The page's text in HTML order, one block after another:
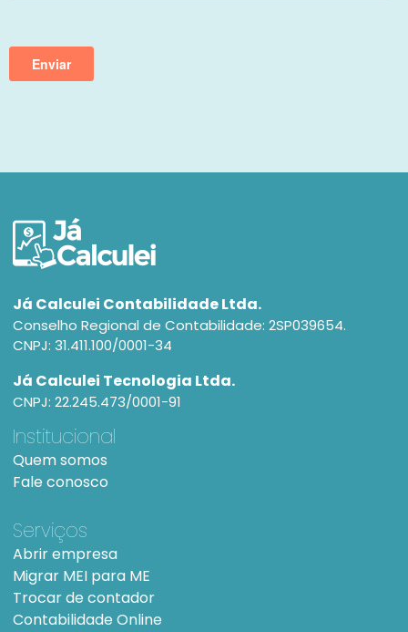
Já Calculei Contabilidade Ltda.
Conselho Regional de Contabilidade: 2SP039654.
CNPJ: 31.411.100/0001-34
Já Calculei Tecnologia Ltda.
CNPJ: 22.245.473/0001-91
Institucional
Quem somos
Fale conosco
Serviços
Abrir empresa
Migrar MEI para ME
Trocar de contador
Contabilidade Online